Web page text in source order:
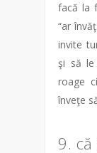
facă la
“ar
invite
şi să le
roage
înveţe
9.